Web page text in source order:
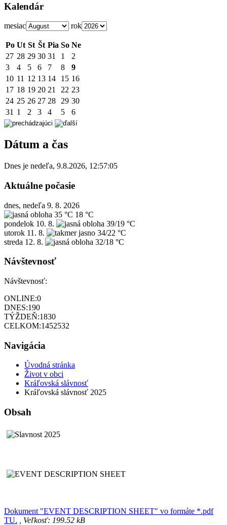
Kalendár
mesiac rok
Po Ut St Št Pia So Ne
27 28 29 30 31 1
2
3
4 5 6 7 8
9
10 11 12 13 14 15 16
17 18 19 20 21 22 23
24 25 26 27 28 29 30
31 1 2 3 4 5 6
Dátum a čas
Dnes je nedeľa, 9.8.2026, 12:57:05
Aktuálne počasie
dnes, nedeľa 9. 8. 2026
35 °C 18 °C
pondelok 10. 8.
39/19 °C
utorok 11. 8.
34/22 °C
streda 12. 8. 32/18 °C
Návštevnosť
Návštevnosť:
ONLINE:0
DNES:190
TÝŽDEŇ:1830
CELKOM:1452532
Navigácia
Úvodná stránka
Život v obci
Kráľovská slávnosť
Kráľovská slávnosť 2025
Obsah
Dokument "EVENT DESCRIPTION SHEET" vo formáte *.pdf
TU. , Veľkosť: 199.52 kB